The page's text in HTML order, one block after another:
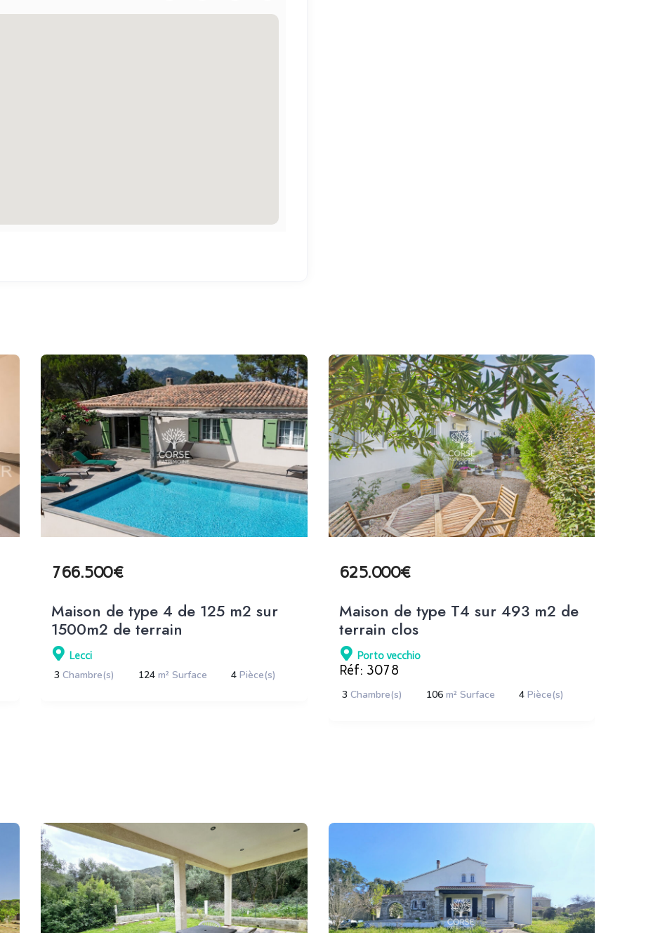
766.500€
Maison de type 4 de 125 m2 sur
1500m2 de terrain
Lecci
3Chambre(s) 124m² Surface 4Pièce(s)
625.000€
Maison de type T4 sur 493 m2 de
terrain clos
Porto vecchio
Réf: 3078
3 Chambre(s) 106 m² Surface 4 Pièce(s)